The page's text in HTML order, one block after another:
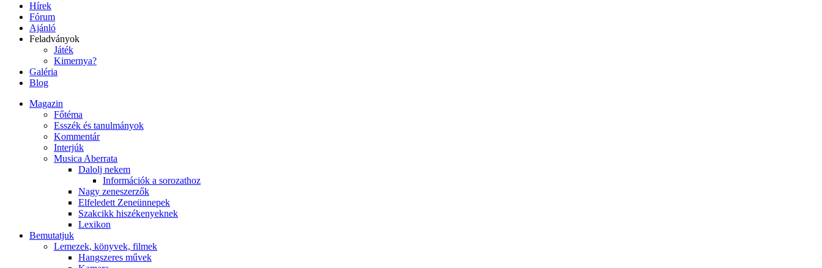
Hírek
Fórum
Ajánló
Feladványok
Játék
Kimernya?
Galéria
Blog
Magazin
Főtéma
Esszék és tanulmányok
Kommentár
Interjúk
Musica Aberrata
Dalolj nekem
Információk a sorozathoz
Nagy zeneszerzők
Elfeledett Zeneünnepek
Szakcikk hiszékenyeknek
Lexikon
Bemutatjuk
Lemezek, könyvek, filmek
Hangszeres művek